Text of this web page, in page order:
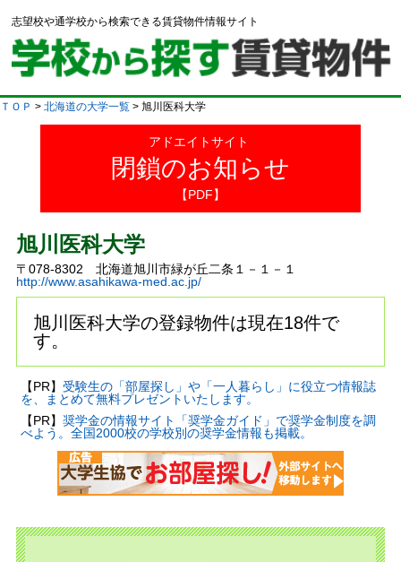
志望校や通学校から検索できる賃貸物件情報サイト
ＴＯＰ > 北海道の大学一覧 > 旭川医科大学
アドエイトサイト
閉鎖のお知らせ
【PDF】
旭川医科大学
〒078-8302 北海道旭川市緑が丘二条１－１－１
http://www.asahikawa-med.ac.jp/
旭川医科大学の登録物件は現在18件で
す。
【PR】 受験生の「部屋探し」や「一人暮らし」に役立つ情報誌
を、まとめて無料プレゼントいたします。
【PR】 奨学金の情報サイト「奨学金ガイド」で奨学金制度を調
べよう。全国2000校の学校別の奨学金情報も掲載。